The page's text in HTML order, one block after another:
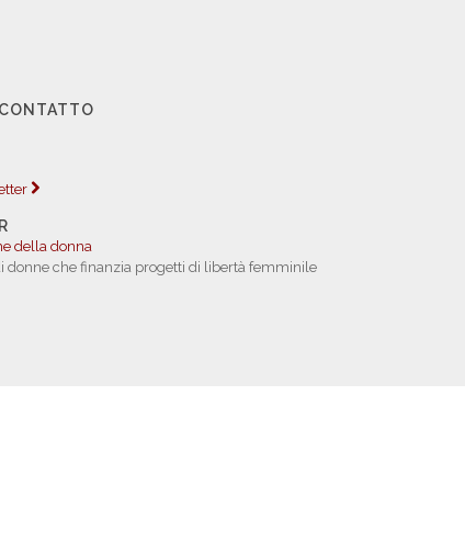
della donna
donne che finanzia progetti di libertà femminile